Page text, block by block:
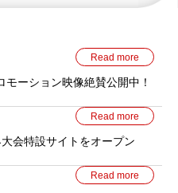
Read more
モーション映像絶賛公開中！
Read more
会特設サイトをオープン
Read more